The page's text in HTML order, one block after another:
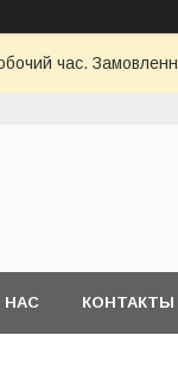
час.
НАС КОНТАКТЫ